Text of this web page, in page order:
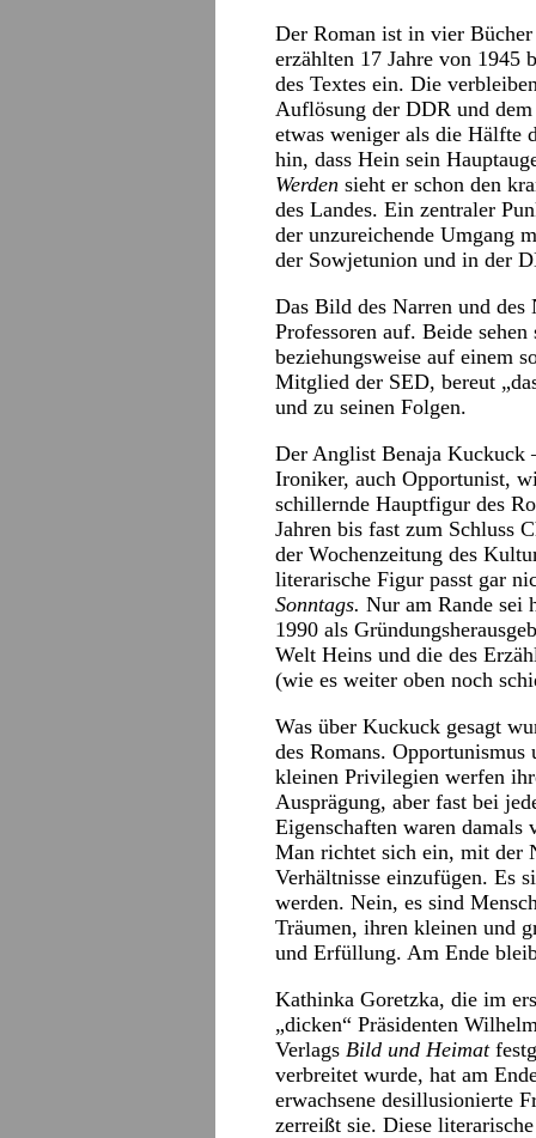
Der Roman ist in vier
erzählten 17 Jahre von 1945
des Textes ein. Die
Auflösung der DDR und
etwas weniger als die Hälfte
hin, dass Hein sein
Werden sieht er schon den
des Landes. Ein zentraler
der unzureichende Umgang
der Sowjetunion und in der
Das Bild des Narren und des
Professoren auf. Beide
beziehungsweise auf einem
Mitglied der SED, bereut
und zu seinen Folgen.
Der Anglist Benaja Kuckuck
Ironiker, auch Opportunist,
schillernde Hauptfigur des
Jahren bis fast zum Schluss
der Wochenzeitung des
literarische Figur passt gar
Sonntags. Nur am Rande sei
1990 als
Welt Heins und die des
(wie es weiter oben noch
Was über Kuckuck gesagt
des Romans.
kleinen Privilegien werfen
Ausprägung, aber fast bei
Eigenschaften waren damals
Man richtet sich ein, mit der
Verhältnisse einzufügen. Es
werden. Nein, es sind
Träumen, ihren kleinen und
und Erfüllung. Am Ende
Kathinka Goretzka, die im
„dicken“ Präsidenten
Verlags Bild und Heimat
verbreitet wurde, hat am
erwachsene desillusionierte
zerreißt sie. Diese